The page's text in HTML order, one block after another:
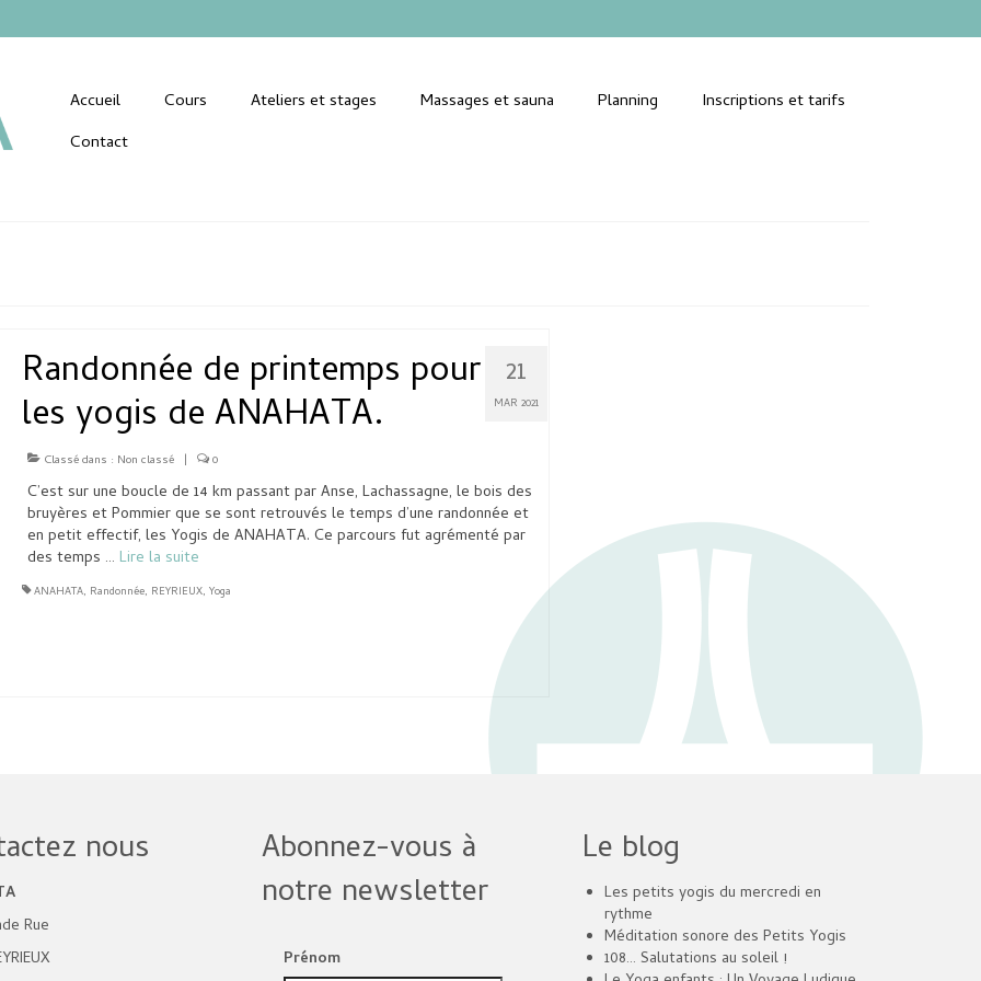
Accueil Cours Ateliers et stages Massages et sauna Planning
Inscriptions et tarifs
Contact
21
MAR 2021
Randonnée de printemps pour
les yogis de ANAHATA.
Classé dans : Non classé | 0
C’est sur une boucle de 14 km passant par Anse, Lachassagne, le bois des
bruyères et Pommier que se sont retrouvés le temps d’une randonnée et
en petit effectif, les Yogis de ANAHATA. Ce parcours fut agrémenté par
des temps … Lire la suite­­
ANAHATA, Randonnée, REYRIEUX, Yoga
nous
Rue
Abonnez-vous à
notre newsletter
Prénom
Le blog
Les petits yogis du mercredi en
rythme
Méditation sonore des Petits Yogis
108… Salutations au soleil !